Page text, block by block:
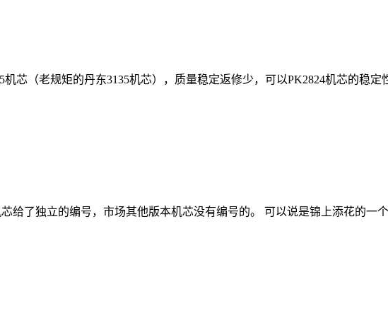
芯（老规矩的丹东3135机芯），质量稳定返修少，可以PK2824机芯的稳
给了独立的编号，市场其他版本机芯没有编号的。 可以说是锦上添花的一